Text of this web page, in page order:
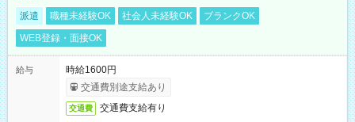
派遣 職種未経験OK 社会人未経験OK
ブランクOK
WEB登録・面接OK
給与
時給1600円
交通費別途支給あり
交通費 交通費支給有り